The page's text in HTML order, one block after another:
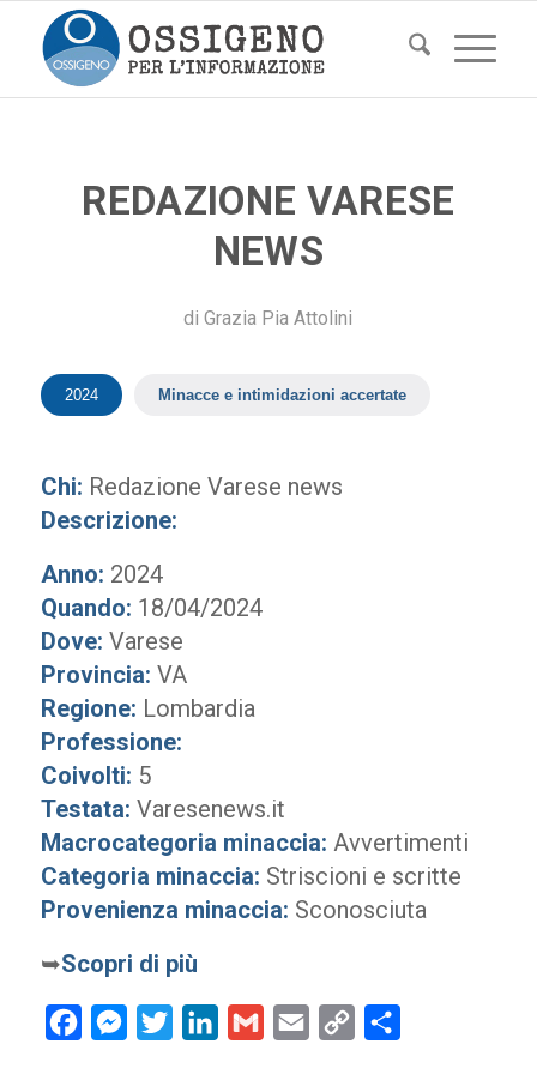
REDAZIONE VARESE
NEWS
diGrazia Pia Attolini
2024 Minacce e intimidazioni accertate
Chi: Redazione Varese news
Descrizione:
Anno: 2024
Quando: 18/04/2024
Dove: Varese
Provincia: VA
Regione: Lombardia
Professione:
Coivolti: 5
Testata: Varesenews.it
Macrocategoria minaccia: Avvertimenti
Categoria minaccia: Striscioni e scritte
Provenienza minaccia: Sconosciuta
➥Scopri di più
FacebookMessenger
Twitter LinkedInGmail Email
Copy